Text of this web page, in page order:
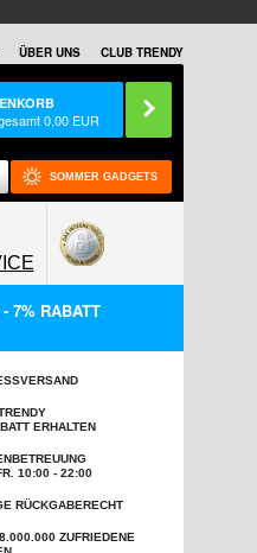
ÜBER UNS CLUB TRENDY
0,00 EUR
SOMMER GADGETS
7% RABATT
ERHALTEN
10:00 - 22:00
RÜCKGABERECHT
ZUFRIEDENE